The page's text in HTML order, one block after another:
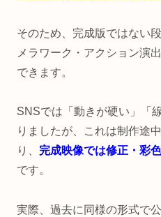
そのため、完成版ではない
メラワーク・アクション演
できます。
SNSでは「動きが硬い」「
りましたが、これは制作途
り、 完成映像では修正・彩
です。
実際、過去に同様の形式で